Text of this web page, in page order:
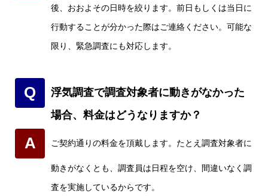
後、おおよその日時を絞ります。前日もしくは当日に
行動することが分かった際はご連絡ください。可能な
限り、緊急調査にも対応します。
Q
浮気調査で調査対象者に動きがなかった
場合、料金はどうなりますか？
A ご契約通りの料金を頂戴します。たとえ調査対象者に
動きがなくとも、調査員は日程を空け、間違いなく調
査を実施しているからです。